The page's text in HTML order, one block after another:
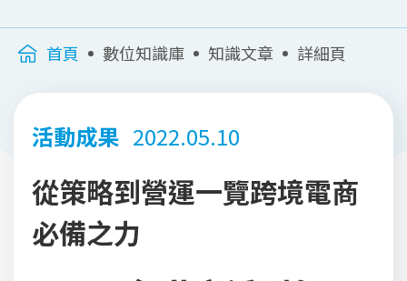
首頁 數位知識庫 知識文章 詳細頁
活動成果 2022.05.10
從策略到營運一覽跨境電商
必備之力